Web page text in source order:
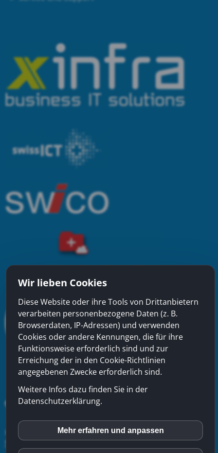
xinfra gmbh - Badstrasse 50 - CH-5200 Brugg - Tel:
544 22 22-Kontakt-Impressum-Datenschutzerklärung
Wir lieben Cookies
Diese Website oder ihre Tools von Drittanbietern
verarbeiten personenbezogene Daten (z. B.
Browserdaten, IP-Adressen) und verwenden
Cookies oder andere Kennungen, die für ihre
Funktionsweise erforderlich sind und zur
Erreichung der in den Cookie-Richtlinien
angegebenen Zwecke erforderlich sind.
Weitere Infos dazu finden Sie in der
Datenschutzerklärung.
inCMS
Mehr erfahren und anpassen